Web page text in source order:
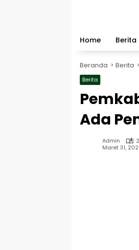
Home
Berita
Beranda Berita
Berita
Ada
Admin
Maret 31,